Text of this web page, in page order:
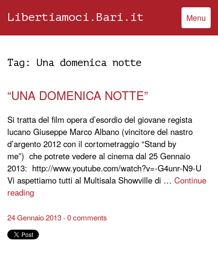
Libertiamoci.Bari.it Menu
Tag: Una domenica notte
“UNA DOMENICA NOTTE”
Si tratta del film opera d’esordio del giovane regista
lucano Giuseppe Marco Albano (vincitore del nastro
d’argento 2012 con il cortometraggio “Stand by
me”) che potrete vedere al cinema dal 25 Gennaio
2013: http://www.youtube.com/watch?v=-G4unr-N9-U
Vi aspettiamo tutti al Multisala Showville di … Continue
reading
24 Gennaio 2013 0 comments